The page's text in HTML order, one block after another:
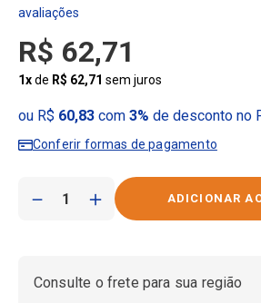
R$ 62,71
1xde R$ 62,71 sem juros
ou R$ 60,83com 3% de desconto no
Conferir formas de pagamento
＋
－
Consulte o frete para sua região